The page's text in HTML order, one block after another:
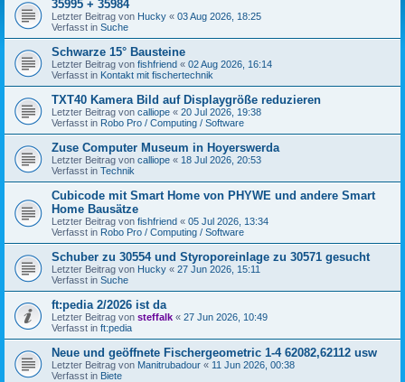
35995 + 35984
Letzter Beitrag von Hucky « 03 Aug 2026, 18:25
Verfasst in Suche
Schwarze 15° Bausteine
Letzter Beitrag von fishfriend « 02 Aug 2026, 16:14
Verfasst in Kontakt mit fischertechnik
TXT40 Kamera Bild auf Displaygröße reduzieren
Letzter Beitrag von calliope « 20 Jul 2026, 19:38
Verfasst in Robo Pro / Computing / Software
Zuse Computer Museum in Hoyerswerda
Letzter Beitrag von calliope « 18 Jul 2026, 20:53
Verfasst in Technik
Cubicode mit Smart Home von PHYWE und andere Smart
Home Bausätze
Letzter Beitrag von fishfriend « 05 Jul 2026, 13:34
Verfasst in Robo Pro / Computing / Software
Schuber zu 30554 und Styroporeinlage zu 30571 gesucht
Letzter Beitrag von Hucky « 27 Jun 2026, 15:11
Verfasst in Suche
ft:pedia 2/2026 ist da
Letzter Beitrag von steffalk « 27 Jun 2026, 10:49
Verfasst in ft:pedia
Neue und geöffnete Fischergeometric 1-4 62082,62112 usw
Letzter Beitrag von Manitrubadour « 11 Jun 2026, 00:38
Verfasst in Biete